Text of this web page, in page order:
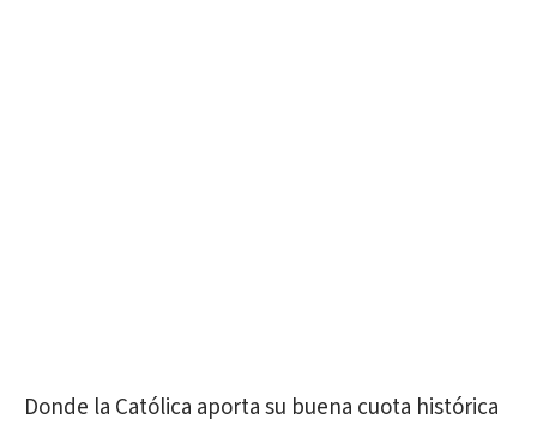
Donde la Católica aporta su buena cuota histórica